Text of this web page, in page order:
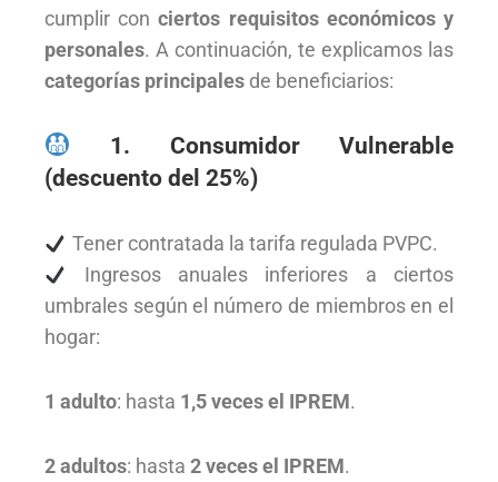
cumplir conciertos requisitos económicos y
personales. A continuación, te explicamos las
categorías principales de beneficiarios:
1. Consumidor Vulnerable
(descuento del 25%)
Tener contratada la tarifa regulada PVPC.
Ingresos anuales inferiores a ciertos
umbrales según el número de miembros en el
hogar:
1 adulto: hasta 1,5 veces el IPREM.
2 adultos: hasta 2 veces el IPREM.